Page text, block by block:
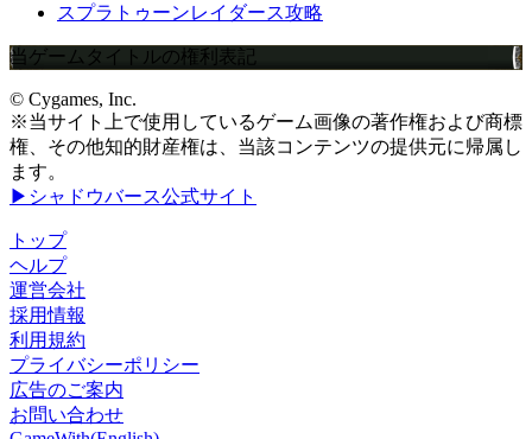
スプラトゥーンレイダース攻略
当ゲームタイトルの権利表記
© Cygames, Inc.
※当サイト上で使用しているゲーム画像の著作権および商標
権、その他知的財産権は、当該コンテンツの提供元に帰属し
ます。
▶シャドウバース公式サイト
トップ
ヘルプ
運営会社
採用情報
利用規約
プライバシーポリシー
広告のご案内
お問い合わせ